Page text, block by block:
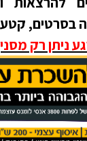
בסרטים,
רחובות – 15 דקות